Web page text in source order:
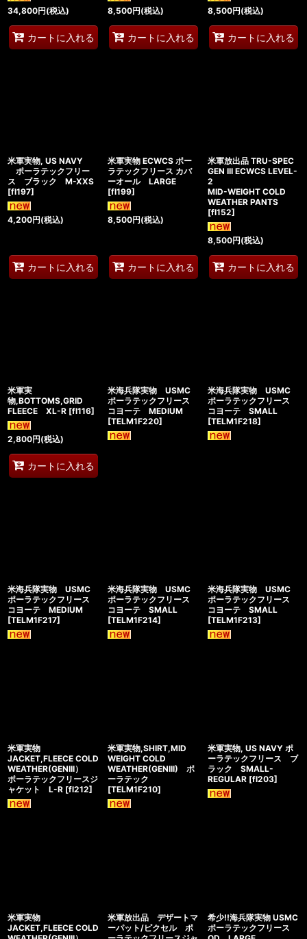
34,800円(税込)
カートに入れる
8,500円(税込)
カートに入れる
8,500円(税込)
カートに入れる
米軍実物, US NAVY
ポーラテックフリー
ス ブラック M-XXS
[fl197]
4,200円(税込)
カートに入れる
米軍実物 ECWCS ポー
ラテックフリース カバ
ーオール LARGE
[fl199]
8,500円(税込)
カートに入れる
米軍放出品 TRU-SPEC
GEN III ECWCS LEVEL-
2
MID-WEIGHT COLD
WEATHER PANTS
[fl152]
8,500円(税込)
カートに入れる
米軍実
物,BOTTOMS,GRID
FLEECE XL-R [fl116]
2,800円(税込)
カートに入れる
米海兵隊実物 USMC
ポーラテックフリース
コヨーテ MEDIUM
[TELM1F220]
米海兵隊実物 USMC
ポーラテックフリース
コヨーテ SMALL
[TELM1F218]
米海兵隊実物 USMC
ポーラテックフリース
コヨーテ MEDIUM
[TELM1F217]
米海兵隊実物 USMC
ポーラテックフリース
コヨーテ SMALL
[TELM1F214]
米海兵隊実物 USMC
ポーラテックフリース
コヨーテ SMALL
[TELM1F213]
米軍実物
JACKET,FLEECE COLD
WEATHER(GENIII）
ポーラテックフリースジ
ャケット L-R [fl212]
米軍実物,SHIRT,MID
WEIGHT COLD
WEATHER(GENIII) ポ
ーラテック
[TELM1F210]
米軍実物, US NAVY ポ
ーラテックフリース ブ
ラック SMALL-
REGULAR [fl203]
米軍実物
JACKET,FLEECE COLD
米軍放出品 デザートマ
ーパット/ピクセル ポ
希少!!海兵隊実物 USMC
ポーラテックフリース